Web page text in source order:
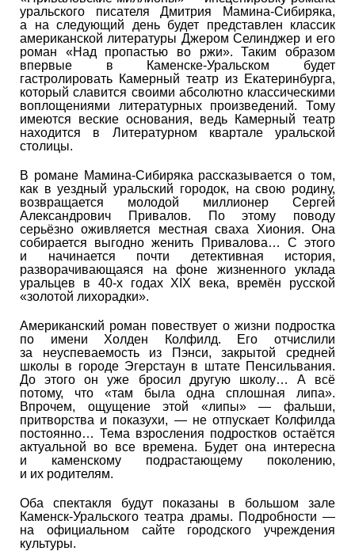
уральского писателя Дмитрия Мамина-Сибиряка,
а на следующий день будет представлен классик
американской литературы Джером Селинджер и его
роман «Над пропастью во ржи». Таким образом
впервые в Каменске-Уральском будет
гастролировать Камерный театр из Екатеринбурга,
который славится своими абсолютно классическими
воплощениями литературных произведений. Тому
имеются веские основания, ведь Камерный театр
находится в Литературном квартале уральской
столицы.
В романе Мамина-Сибиряка рассказывается о том,
как в уездный уральский городок, на свою родину,
возвращается молодой миллионер Сергей
Александрович Привалов. По этому поводу
серьёзно оживляется местная сваха Хиония. Она
собирается выгодно женить Привалова… С этого
и начинается почти детективная история,
разворачивающаяся на фоне жизненного уклада
уральцев в 40-х годах XIX века, времён русской
«золотой лихорадки».
Американский роман повествует о жизни подростка
по имени Холден Колфилд. Его отчислили
за неуспеваемость из Пэнси, закрытой средней
школы в городе Эгерстаун в штате Пенсильвания.
До этого он уже бросил другую школу… А всё
потому, что «там была одна сплошная липа».
Впрочем, ощущение этой «липы» — фальши,
притворства и показухи, — не отпускает Колфилда
постоянно… Тема взросления подростков остаётся
актуальной во все времена. Будет она интересна
и каменскому подрастающему поколению,
и их родителям.
Оба спектакля будут показаны в большом зале
Каменск-Уральского театра драмы. Подробности —
на официальном сайте городского учреждения
культуры.